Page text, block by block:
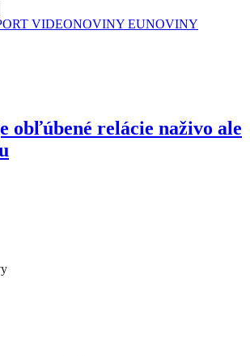
VIDEONOVINY EUNOVINY
obľúbené relácie naživo ale